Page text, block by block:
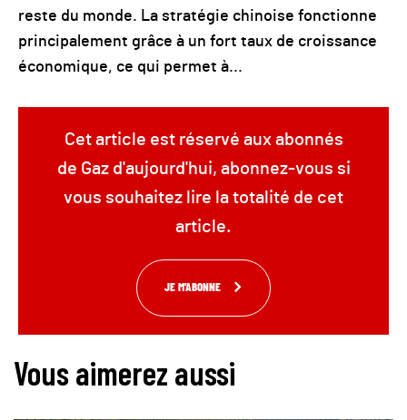
reste du monde. La stratégie chinoise fonctionne
principalement grâce à un fort taux de croissance
économique, ce qui permet à...
Cet article est réservé aux abonnés
de Gaz d'aujourd'hui, abonnez-vous si
vous souhaitez lire la totalité de cet
article.
JE M'ABONNE
Vous aimerez aussi